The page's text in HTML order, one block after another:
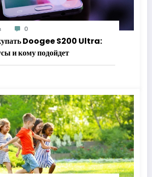
0
Doogee S200 Ultra:
и кому подойдет